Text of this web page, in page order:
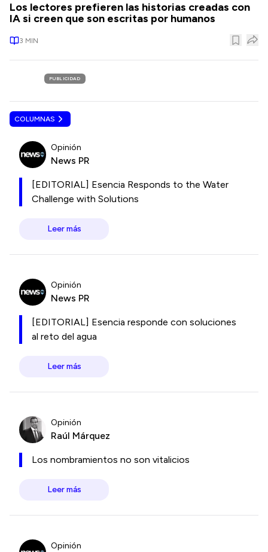
Los lectores prefieren las historias creadas con
IA si creen que son escritas por humanos
3 MIN
PUBLICIDAD
COLUMNAS
Opinión
News PR
[EDITORIAL] Esencia Responds to the Water
Challenge with Solutions
Leer más
Opinión
News PR
[EDITORIAL] Esencia responde con soluciones
al reto del agua
Leer más
Opinión
Raúl Márquez
Los nombramientos no son vitalicios
Leer más
Opinión